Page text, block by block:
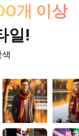
개 이상
일!